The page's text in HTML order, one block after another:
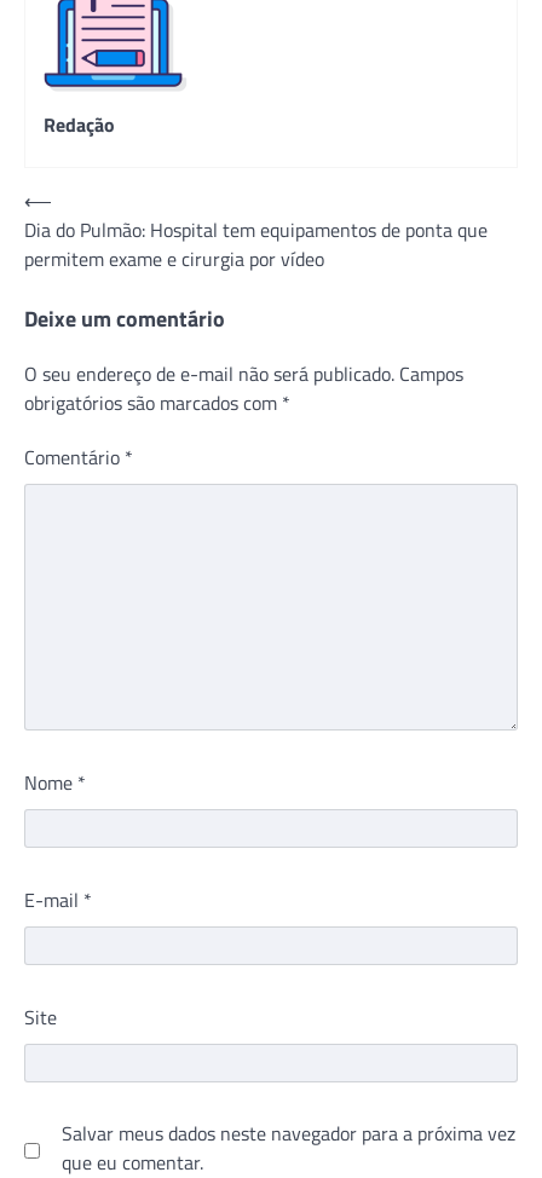
Redação
Navegação
de
Post
⟵
Dia do Pulmão: Hospital tem equipamentos de ponta que
permitem exame e cirurgia por vídeo
Deixe um comentário
O seu endereço de e-mail não será publicado. Campos
obrigatórios são marcados com *
Comentário *
Nome *
E-mail *
Site
Salvar meus dados neste navegador para a próxima vez
que eu comentar.